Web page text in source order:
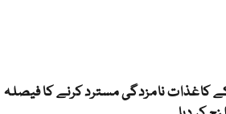
کاغذات نامزدگی مسترد کرنے کا فیصلہ